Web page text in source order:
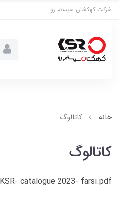
شرکت کهکشان سیستم رو
خانه کاتالوگ
کاتالوگ
KSR- catalogue 2023- farsi.pdf